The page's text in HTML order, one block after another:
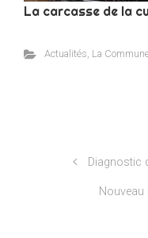
La carcasse de la
Actualités La
Diagnostic